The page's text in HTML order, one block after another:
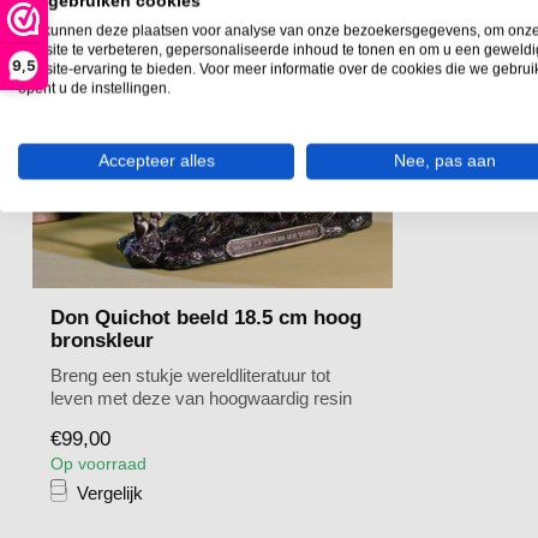
9,5
Don Quichot beeld 18.5 cm hoog
bronskleur
Breng een stukje wereldliteratuur tot
leven met deze van hoogwaardig resin
€99,00
Op voorraad
Vergelijk
We kunnen deze plaatsen voor analyse van onze bezoekersgegevens, om onze
website te verbeteren, gepersonaliseerde inhoud te tonen en om u een
website-ervaring te bieden. Voor meer informatie over de cookies die we
opent u de instellingen.
Accepteer alles Nee, pas aan